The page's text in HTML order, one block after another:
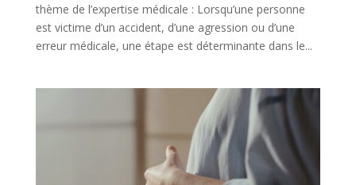
thème de l’expertise médicale : Lorsqu’une personne
est victime d’un accident, d’une agression ou d’une
erreur médicale, une étape est déterminante dans le...